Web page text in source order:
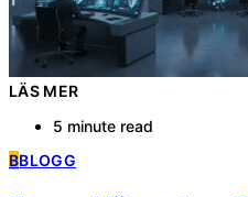
LÄS MER
5 minute read
BBLOGG